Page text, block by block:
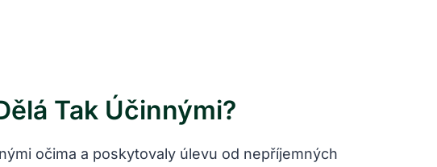
Tak Účinnými?
očima a poskytovaly úlevu od nepříjemných